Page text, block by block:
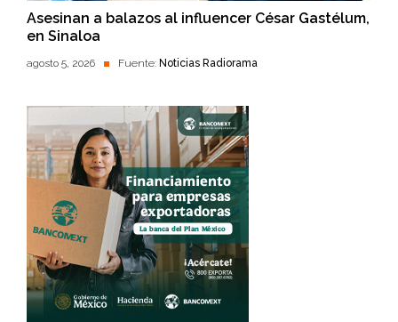
Asesinan a balazos al influencer César Gastélum,
en Sinaloa
agosto 5, 2026 Fuente: Noticias Radiorama